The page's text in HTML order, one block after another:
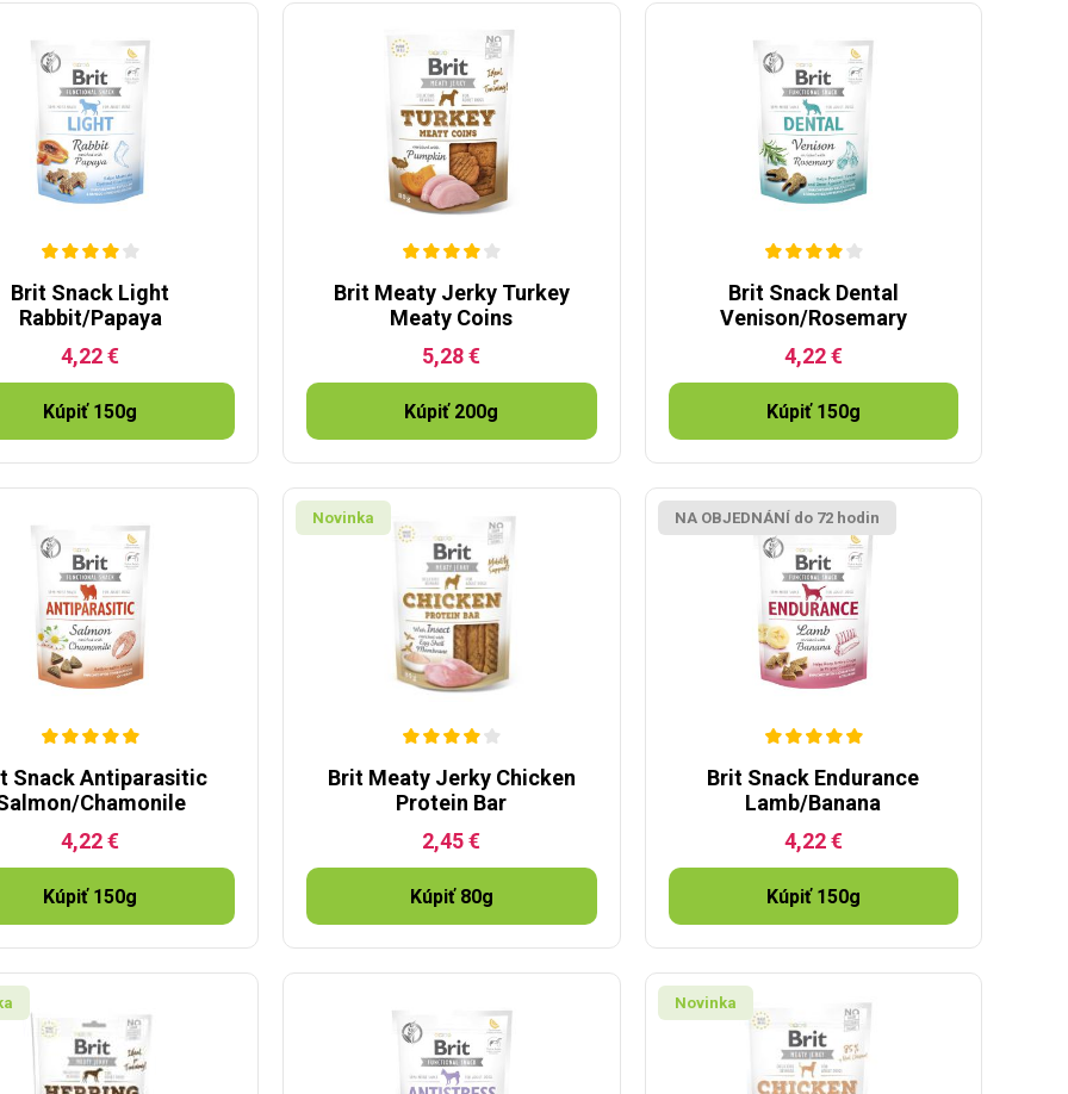
Brit Snack Light
Rabbit/Papaya
4,22 €
Kúpiť 150g
Brit Meaty Jerky Turkey
Meaty Coins
5,28 €
Kúpiť 200g
Brit Snack Dental
Venison/Rosemary
4,22 €
Kúpiť 150g
Snack Antiparasitic
Chamonile
4,22 €
Kúpiť 150g
Novinka
Brit Meaty Jerky Chicken
Protein Bar
2,45 €
Kúpiť 80g
NA OBJEDNÁNÍ do 72 hodin
Brit Snack Endurance
Lamb/Banana
4,22 €
Kúpiť 150g
Novinka